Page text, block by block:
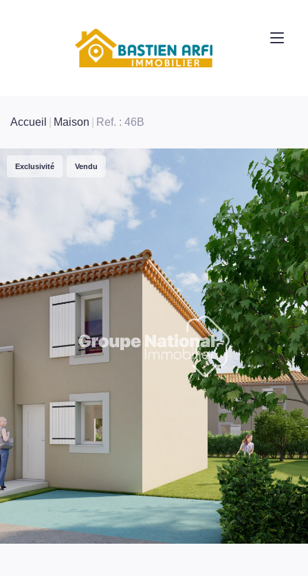
Accueil Maison Ref. : 46B
Exclusivité Vendu